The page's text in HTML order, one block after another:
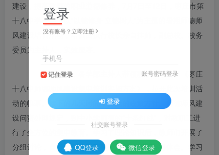
建设，提高教师的职业道德修养，7月7日至12日，枣庄市第
十八中学开展了以“以德修身 立德树人”为主题的暑期师德师
风建设培训活动，培训由执行校长亲自挂帅，副总校、校务
委员为主持人，实效显著。
学习伊始，各学部主持人带领教职工学习了《枣庄
十八中师德师风建设集中培训实施方案》，拉开此次培训活
动的帷幕。接下的几天时间，从党的政策方针、师德师风建
设问责处理规定，到中小学师德的“十条红线”，对教职工进
行了全方位的集中教育。学习了理论知识后，教师们开展了
分组讨论，自查自纠，填写整改清单。撰写心得体会。学习
登录
没有账号？立即注册
手机号
记住登录 账号密码登录
登录
社交账号登录
QQ登录 微信登录